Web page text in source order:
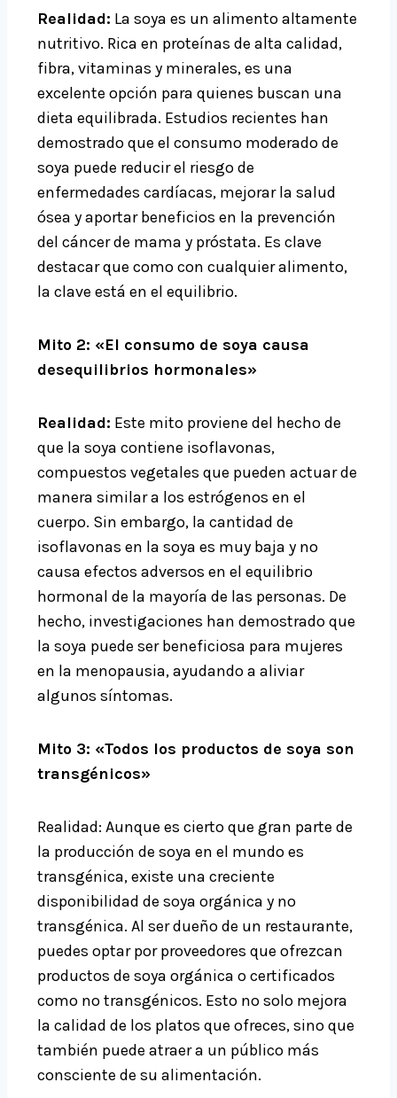
Realidad: La soya es un alimento altamente
nutritivo. Rica en proteínas de alta calidad,
fibra, vitaminas y minerales, es una
excelente opción para quienes buscan una
dieta equilibrada. Estudios recientes han
demostrado que el consumo moderado de
soya puede reducir el riesgo de
enfermedades cardíacas, mejorar la salud
ósea y aportar beneficios en la prevención
del cáncer de mama y próstata. Es clave
destacar que como con cualquier alimento,
la clave está en el equilibrio.
Mito 2: «El consumo de soya causa
desequilibrios hormonales»
Realidad: Este mito proviene del hecho de
que la soya contiene isoflavonas,
compuestos vegetales que pueden actuar de
manera similar a los estrógenos en el
cuerpo. Sin embargo, la cantidad de
isoflavonas en la soya es muy baja y no
causa efectos adversos en el equilibrio
hormonal de la mayoría de las personas. De
hecho, investigaciones han demostrado que
la soya puede ser beneficiosa para mujeres
en la menopausia, ayudando a aliviar
algunos síntomas.
Mito 3: «Todos los productos de soya son
transgénicos»
Realidad: Aunque es cierto que gran parte de
la producción de soya en el mundo es
transgénica, existe una creciente
disponibilidad de soya orgánica y no
transgénica. Al ser dueño de un restaurante,
puedes optar por proveedores que ofrezcan
productos de soya orgánica o certificados
como no transgénicos. Esto no solo mejora
la calidad de los platos que ofreces, sino que
también puede atraer a un público más
consciente de su alimentación.